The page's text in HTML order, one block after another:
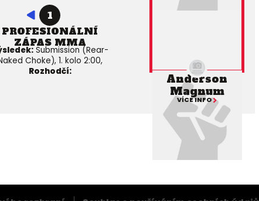
1
PROFESIONÁLNÍ
ZÁPAS MMA
Submission (Rear-
Choke), 1. kolo 2:00,
Rozhodčí:
Anderson
Magnum
VÍCE INFO